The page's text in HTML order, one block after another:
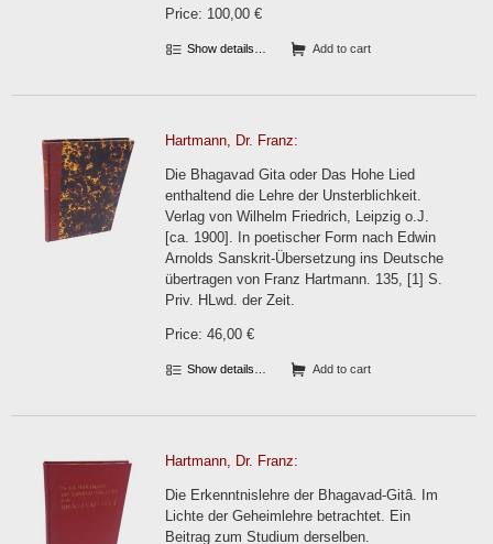
Price: 100,00 €
Show details… Add to cart
Hartmann, Dr. Franz:
Die Bhagavad Gita oder Das Hohe Lied
enthaltend die Lehre der Unsterblichkeit.
Verlag von Wilhelm Friedrich, Leipzig o.J.
[ca. 1900]. In poetischer Form nach Edwin
Arnolds Sanskrit-Übersetzung ins Deutsche
übertragen von Franz Hartmann. 135, [1] S.
Priv. HLwd. der Zeit.
Price: 46,00 €
Show details… Add to cart
Hartmann, Dr. Franz:
Die Erkenntnislehre der Bhagavad-Gitâ. Im
Lichte der Geheimlehre betrachtet. Ein
Beitrag zum Studium derselben.